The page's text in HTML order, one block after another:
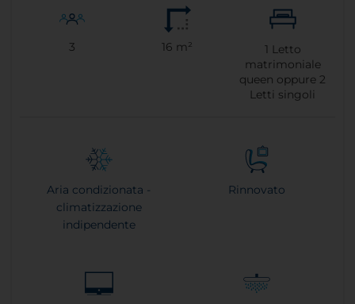
3 16 m² 1 Letto
matrimoniale
queen oppure 2
Letti singoli
Aria condizionata -
climatizzazione
indipendente
Rinnovato